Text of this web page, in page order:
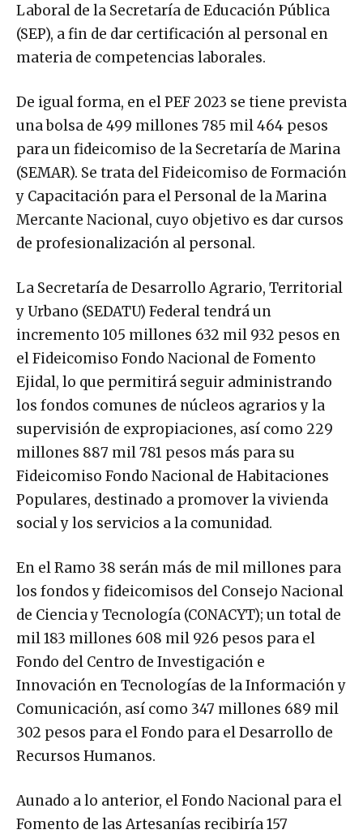
Laboral de la Secretaría de Educación Pública
(SEP), a fin de dar certificación al personal en
materia de competencias laborales.
De igual forma, en el PEF 2023 se tiene prevista
una bolsa de 499 millones 785 mil 464 pesos
para un fideicomiso de la Secretaría de Marina
(SEMAR). Se trata del Fideicomiso de Formación
y Capacitación para el Personal de la Marina
Mercante Nacional, cuyo objetivo es dar cursos
de profesionalización al personal.
La Secretaría de Desarrollo Agrario, Territorial
y Urbano (SEDATU) Federal tendrá un
incremento 105 millones 632 mil 932 pesos en
el Fideicomiso Fondo Nacional de Fomento
Ejidal, lo que permitirá seguir administrando
los fondos comunes de núcleos agrarios y la
supervisión de expropiaciones, así como 229
millones 887 mil 781 pesos más para su
Fideicomiso Fondo Nacional de Habitaciones
Populares, destinado a promover la vivienda
social y los servicios a la comunidad.
En el Ramo 38 serán más de mil millones para
los fondos y fideicomisos del Consejo Nacional
de Ciencia y Tecnología (CONACYT); un total de
mil 183 millones 608 mil 926 pesos para el
Fondo del Centro de Investigación e
Innovación en Tecnologías de la Información y
Comunicación, así como 347 millones 689 mil
302 pesos para el Fondo para el Desarrollo de
Recursos Humanos.
Aunado a lo anterior, el Fondo Nacional para el
Fomento de las Artesanías recibiría 157